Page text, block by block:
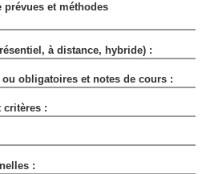
et méthodes
à distance, hybride) :
ou obligatoires et notes de cours :
critères :
: